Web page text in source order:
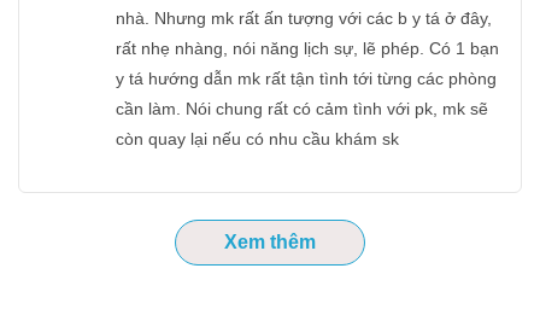
nhà. Nhưng mk rất ấn tượng với các b y tá ở đây,
rất nhẹ nhàng, nói năng lịch sự, lẽ phép. Có 1 bạn
y tá hướng dẫn mk rất tận tình tới từng các phòng
cần làm. Nói chung rất có cảm tình với pk, mk sẽ
còn quay lại nếu có nhu cầu khám sk
Xem thêm